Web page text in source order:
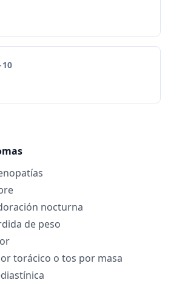
10
nocturna
de peso
torácico o tos por masa